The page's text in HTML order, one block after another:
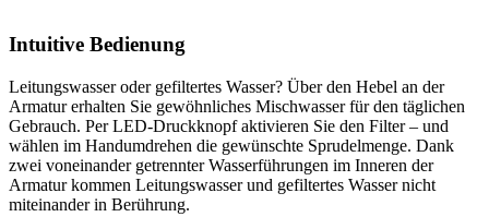
Intuitive Bedienung
Leitungswasser oder gefiltertes Wasser? Über den Hebel an der
Armatur erhalten Sie gewöhnliches Mischwasser für den täglichen
Gebrauch. Per LED-Druckknopf aktivieren Sie den Filter – und
wählen im Handumdrehen die gewünschte Sprudelmenge. Dank
zwei voneinander getrennter Wasserführungen im Inneren der
Armatur kommen Leitungswasser und gefiltertes Wasser nicht
miteinander in Berührung.